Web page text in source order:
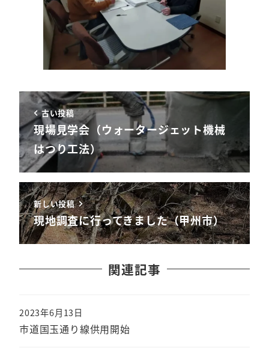
古い投稿
現場見学会（ウォータージェット機械
はつり工法）
新しい投稿
現地調査に行ってきました（甲州市）
関連記事
市道国玉通り線供用開始
2023年6月13日